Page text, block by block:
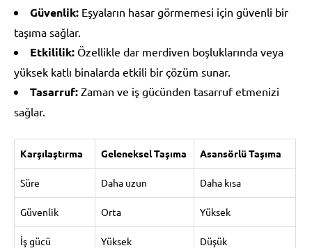
Güvenlik: Eşyaların hasar görmemesi için güvenli bir
taşıma sağlar.
Etkililik: Özellikle dar merdiven boşluklarında veya
yüksek katlı binalarda etkili bir çözüm sunar.
Tasarruf: Zaman ve iş gücünden tasarruf etmenizi
sağlar.
Karşılaştırma Geleneksel Taşıma Asansörlü Taşıma
Süre Daha uzun Daha kısa
Güvenlik Orta Yüksek
İş gücü Yüksek Düşük